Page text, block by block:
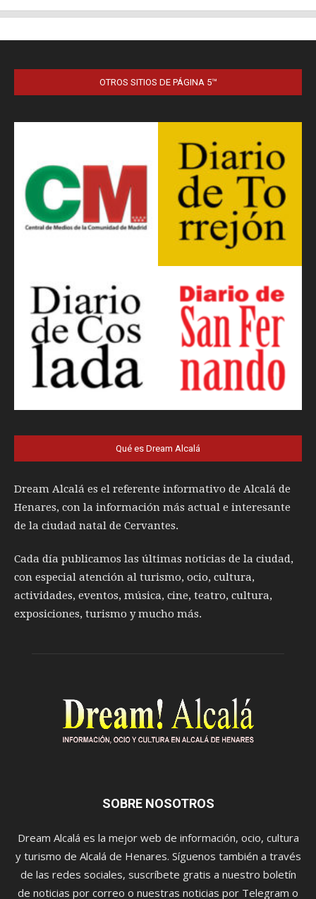
OTROS SITIOS DE PÁGINA 5™
Qué es Dream Alcalá
Dream Alcalá es el referente informativo de Alcalá de
Henares, con la información más actual e interesante
de la ciudad natal de Cervantes.
Cada día publicamos las últimas noticias de la ciudad,
con especial atención al turismo, ocio, cultura,
actividades, eventos, música, cine, teatro, cultura,
exposiciones, turismo y mucho más.
SOBRE NOSOTROS
Dream Alcalá es la mejor web de información, ocio, cultura
y turismo de Alcalá de Henares. Síguenos también a través
de las redes sociales, suscríbete gratis a nuestro boletín
de noticias por correo o nuestras noticias por Telegram o